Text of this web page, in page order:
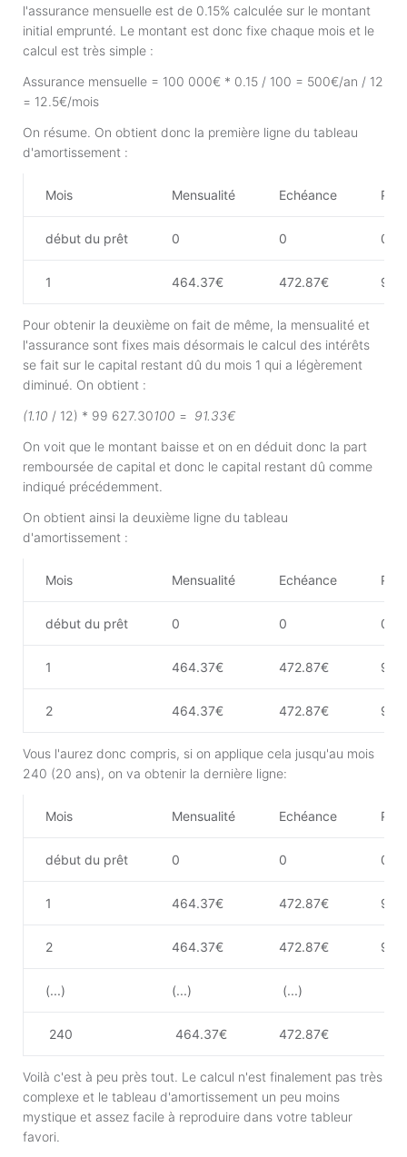
l'assurance mensuelle est de 0.15% calculée sur le montant
initial emprunté. Le montant est donc fixe chaque mois et le
calcul est très simple :
Assurance mensuelle = 100 000€ * 0.15 / 100 = 500€/an / 12
= 12.5€/mois
On résume. On obtient donc la première ligne du tableau
d'amortissement :
Mois Mensualité Echéance
début du prêt 0 0 0
1 464.37€ 472.87€
Pour obtenir la deuxième on fait de même, la mensualité et
l'assurance sont fixes mais désormais le calcul des intérêts
se fait sur le capital restant dû du mois 1 qui a légèrement
diminué. On obtient :
(1.10 / 12) * 99 627.30100 = 91.33€
On voit que le montant baisse et on en déduit donc la part
remboursée de capital et donc le capital restant dû comme
indiqué précédemment.
On obtient ainsi la deuxième ligne du tableau
d'amortissement :
Mois Mensualité Echéance
début du prêt 0 0 0
1 464.37€ 472.87€
2 464.37€ 472.87€
Vous l'aurez donc compris, si on applique cela jusqu'au mois
240 (20 ans), on va obtenir la dernière ligne:
Mois Mensualité Echéance
début du prêt 0 0 0
1 464.37€ 472.87€
2 464.37€ 472.87€
(...) (...) (...)
240 464.37€ 472.87€
Voilà c'est à peu près tout. Le calcul n'est finalement pas très
complexe et le tableau d'amortissement un peu moins
mystique et assez facile à reproduire dans votre tableur
favori.